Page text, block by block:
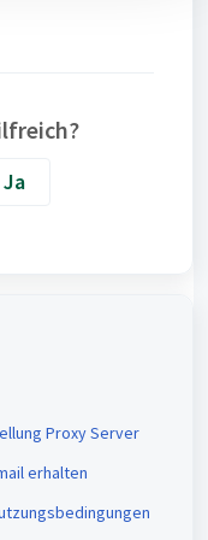
Ja
Proxy Server
erhalten